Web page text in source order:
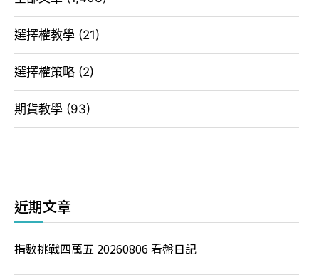
選擇權教學 (21)
選擇權策略 (2)
期貨教學 (93)
近期文章
指數挑戰四萬五 20260806 看盤日記